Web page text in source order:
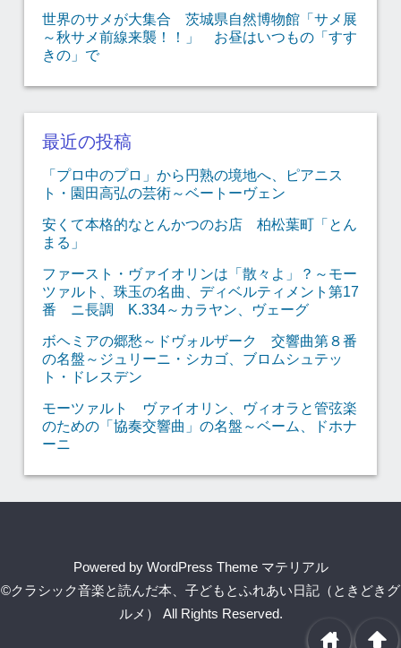
世界のサメが大集合 茨城県自然博物館「サメ展
～秋サメ前線来襲！！」 お昼はいつもの「すす
きの」で
最近の投稿
「プロ中のプロ」から円熟の境地へ、ピアニス
ト・園田高弘の芸術～ベートーヴェン
安くて本格的なとんかつのお店 柏松葉町「とん
まる」
ファースト・ヴァイオリンは「散々よ」？～モー
ツァルト、珠玉の名曲、ディベルティメント第17
番 ニ長調 K.334～カラヤン、ヴェーグ
ボヘミアの郷愁～ドヴォルザーク 交響曲第８番
の名盤～ジュリーニ・シカゴ、ブロムシュテッ
ト・ドレスデン
モーツァルト ヴァイオリン、ヴィオラと管弦楽
のための「協奏交響曲」の名盤～ベーム、ドホナ
ーニ
Powered by WordPress Theme マテリアル
©クラシック音楽と読んだ本、子どもとふれあい日記（ときどきグ
ルメ）
All Rights Reserved.
arrowup
home